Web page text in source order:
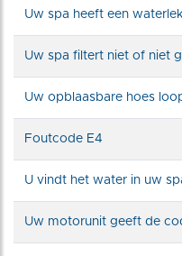
Uw spa heeft een
Uw spa filtert niet of niet
Uw opblaasbare hoes
Foutcode E4
U vindt het water in uw
Uw motorunit geeft de